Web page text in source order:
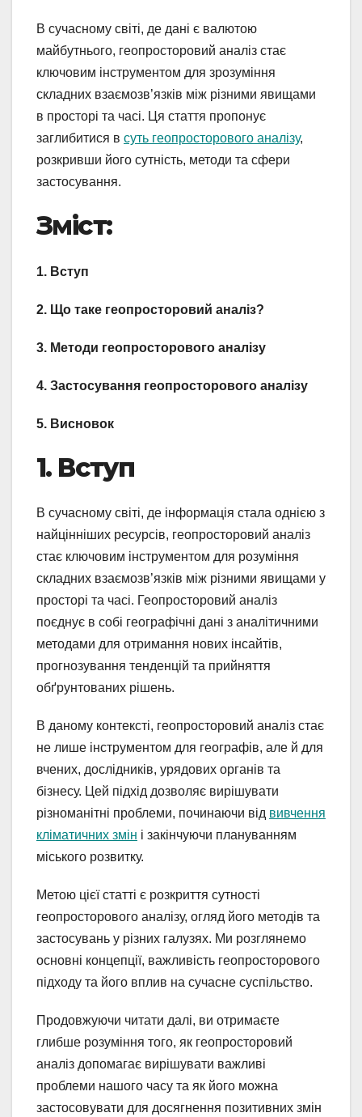
В сучасному світі, де дані є валютою
майбутнього, геопросторовий аналіз стає
ключовим інструментом для зрозуміння
складних взаємозв’язків між різними явищами
в просторі та часі. Ця стаття пропонує
заглибитися в суть геопросторового аналізу,
розкривши його сутність, методи та сфери
застосування.
Зміст:
1. Вступ
2. Що таке геопросторовий аналіз?
3. Методи геопросторового аналізу
4. Застосування геопросторового аналізу
5. Висновок
1. Вступ
В сучасному світі, де інформація стала однією з
найцінніших ресурсів, геопросторовий аналіз
стає ключовим інструментом для розуміння
складних взаємозв’язків між різними явищами у
просторі та часі. Геопросторовий аналіз
поєднує в собі географічні дані з аналітичними
методами для отримання нових інсайтів,
прогнозування тенденцій та прийняття
обґрунтованих рішень.
В даному контексті, геопросторовий аналіз стає
не лише інструментом для географів, але й для
вчених, дослідників, урядових органів та
бізнесу. Цей підхід дозволяє вирішувати
різноманітні проблеми, починаючи від вивчення
кліматичних змін і закінчуючи плануванням
міського розвитку.
Метою цієї статті є розкриття сутності
геопросторового аналізу, огляд його методів та
застосувань у різних галузях. Ми розглянемо
основні концепції, важливість геопросторового
підходу та його вплив на сучасне суспільство.
Продовжуючи читати далі, ви отримаєте
глибше розуміння того, як геопросторовий
аналіз допомагає вирішувати важливі
проблеми нашого часу та як його можна
застосовувати для досягнення позитивних змін